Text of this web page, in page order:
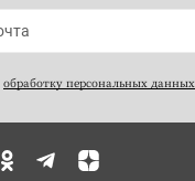
обработку персональных данных